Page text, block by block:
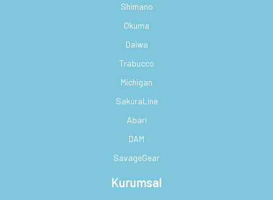
Shimano
Okuma
Daiwa
Trabucco
Michigan
SakuraLine
Abari
DAM
SavageGear
Kurumsal